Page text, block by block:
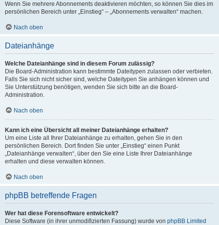
Wenn Sie mehrere Abonnements deaktivieren möchten, so können Sie dies im
persönlichen Bereich unter „Einstieg“ – „Abonnements verwalten“ machen.
Nach oben
Dateianhänge
Welche Dateianhänge sind in diesem Forum zulässig?
Die Board-Administration kann bestimmte Dateitypen zulassen oder verbieten.
Falls Sie sich nicht sicher sind, welche Dateitypen Sie anhängen können und
Sie Unterstützung benötigen, wenden Sie sich bitte an die Board-
Administration.
Nach oben
Kann ich eine Übersicht all meiner Dateianhänge erhalten?
Um eine Liste all Ihrer Dateianhänge zu erhalten, gehen Sie in den
persönlichen Bereich. Dort finden Sie unter „Einstieg“ einen Punkt
„Dateianhänge verwalten“, über den Sie eine Liste Ihrer Dateianhänge
erhalten und diese verwalten können.
Nach oben
phpBB betreffende Fragen
Wer hat diese Forensoftware entwickelt?
Diese Software (in ihrer unmodifizierten Fassung) wurde von phpBB Limited